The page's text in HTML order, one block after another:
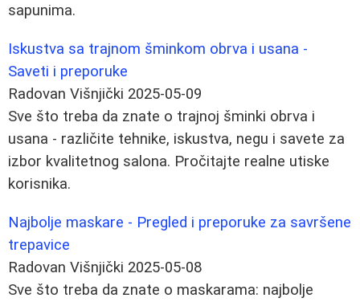
sapunima.
Iskustva sa trajnom šminkom obrva i usana -
Saveti i preporuke
Radovan Višnjički 2025-05-09
Sve što treba da znate o trajnoj šminki obrva i
usana - različite tehnike, iskustva, negu i savete za
izbor kvalitetnog salona. Pročitajte realne utiske
korisnika.
Najbolje maskare - Pregled i preporuke za savršene
trepavice
Radovan Višnjički 2025-05-08
Sve što treba da znate o maskarama: najbolje